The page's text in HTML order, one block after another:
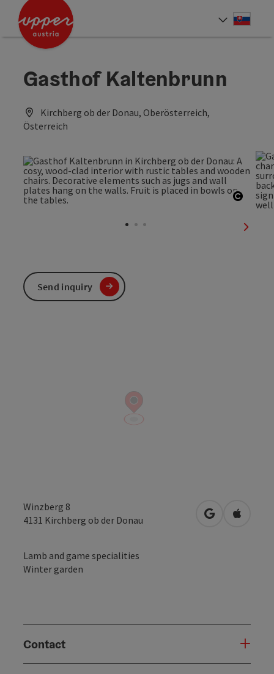
Accesskey
Accesskey
Gasthof Kaltenbrunn
Kirchberg ob der Donau, Oberösterreich,
Österreich
next
Winzberg 8
4131 Kirchberg ob der Donau open inOpen in
Lamb and game specialities
Winter garden
Contact
Send inquiry